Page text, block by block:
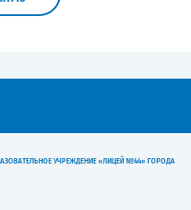
УЧРЕЖДЕНИЕ «ЛИЦЕЙ №44» ГОРОДА